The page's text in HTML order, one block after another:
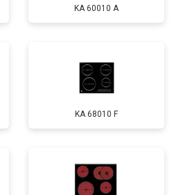
KA 60010 A
KA 68010 F